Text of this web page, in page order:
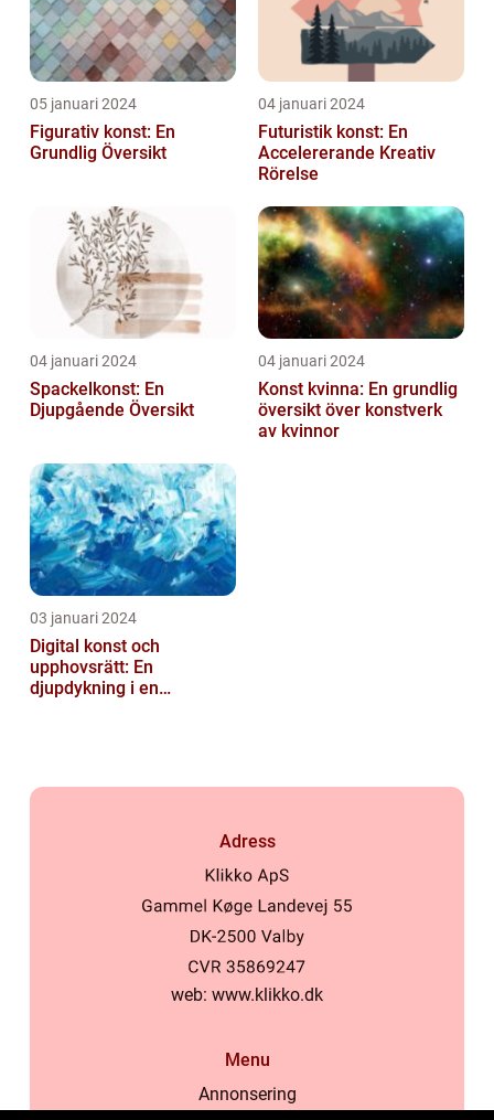
05 januari 2024
Figurativ konst: En
Grundlig Översikt
04 januari 2024
Futuristik konst: En
Accelererande Kreativ
Rörelse
04 januari 2024
Spackelkonst: En
Djupgående Översikt
04 januari 2024
Konst kvinna: En grundlig
översikt över konstverk
av kvinnor
03 januari 2024
Digital konst och
upphovsrätt: En
djupdykning i en
Adress
web: www.klikko.dk
Menu
Annonsering